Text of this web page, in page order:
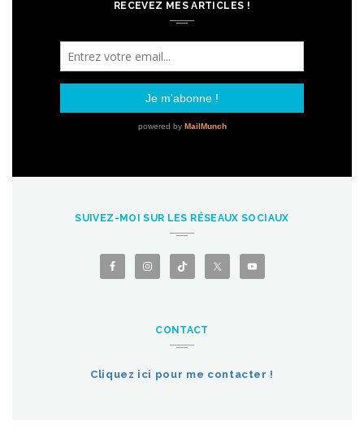
RECEVEZ MES ARTICLES !
SUIVEZ-MOI SUR LES RÉSEAUX SOCIAUX
CONTACT
Cliquez ici pour me contacter !